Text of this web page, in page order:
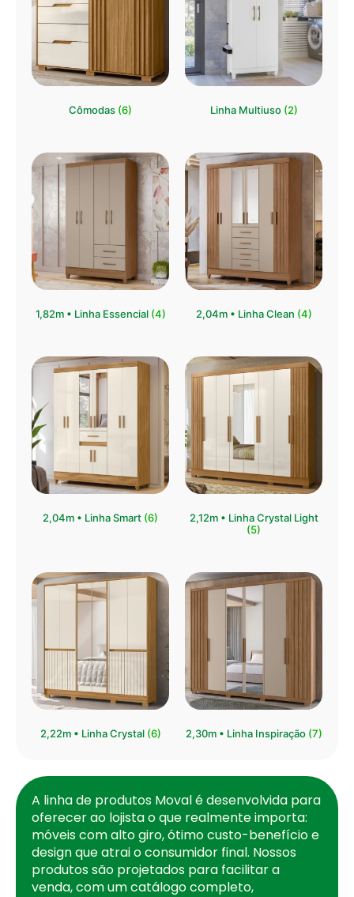
Cômodas (6) Linha Multiuso (2)
1,82m • Linha Essencial (4) 2,04m • Linha Clean (4)
⁠2,04m • Linha Smart (6)
2,12m • Linha Crystal Light
(5)
2,22m • Linha Crystal (6) 2,30m • Linha Inspiração (7)
A linha de produtos Moval é desenvolvida para
oferecer ao lojista o que realmente importa:
móveis com alto giro, ótimo custo-benefício e
design que atrai o consumidor final. Nossos
produtos são projetados para facilitar a
venda, com um catálogo completo,